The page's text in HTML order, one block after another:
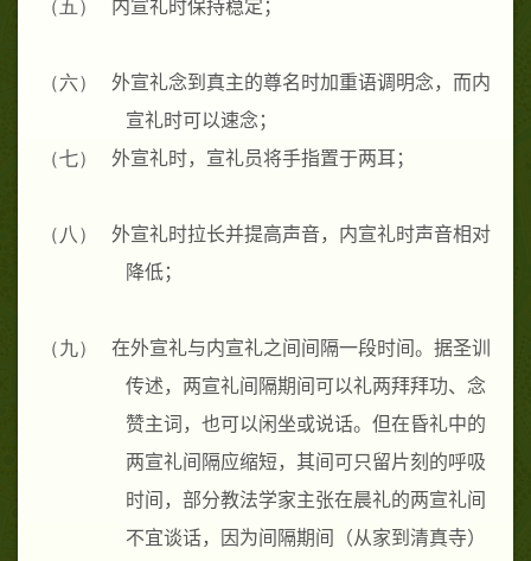
（五） 内宣礼时保持稳定；
（六）
外宣礼念到真主的尊名时加重语调明念，而内
宣礼时可以速念；
（七）
外宣礼时，宣礼员将手指置于两耳；
（八）
外宣礼时拉长并提高声音，内宣礼时声音相对
降低；
（九）
在外宣礼与内宣礼之间间隔一段时间。据圣训
传述，两宣礼间隔期间可以礼两拜拜功、念
赞主词，也可以闲坐或说话。但在昏礼中的
两宣礼间隔应缩短，其间可只留片刻的呼吸
时间，部分教法学家主张在晨礼的两宣礼间
不宜谈话，因为间隔期间（从家到清真寺）